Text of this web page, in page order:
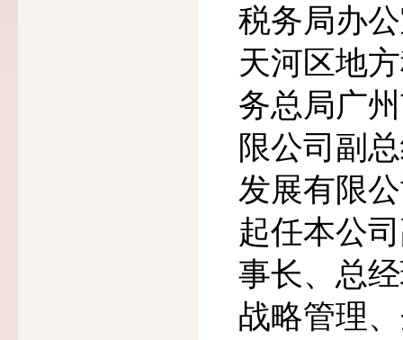
税务局办
天河区地
务总局广
限公司副
发展有限
起任本公
事长、总
战略管理